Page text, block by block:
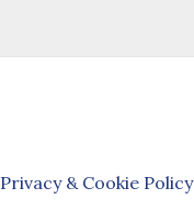
Privacy & Cookie Policy